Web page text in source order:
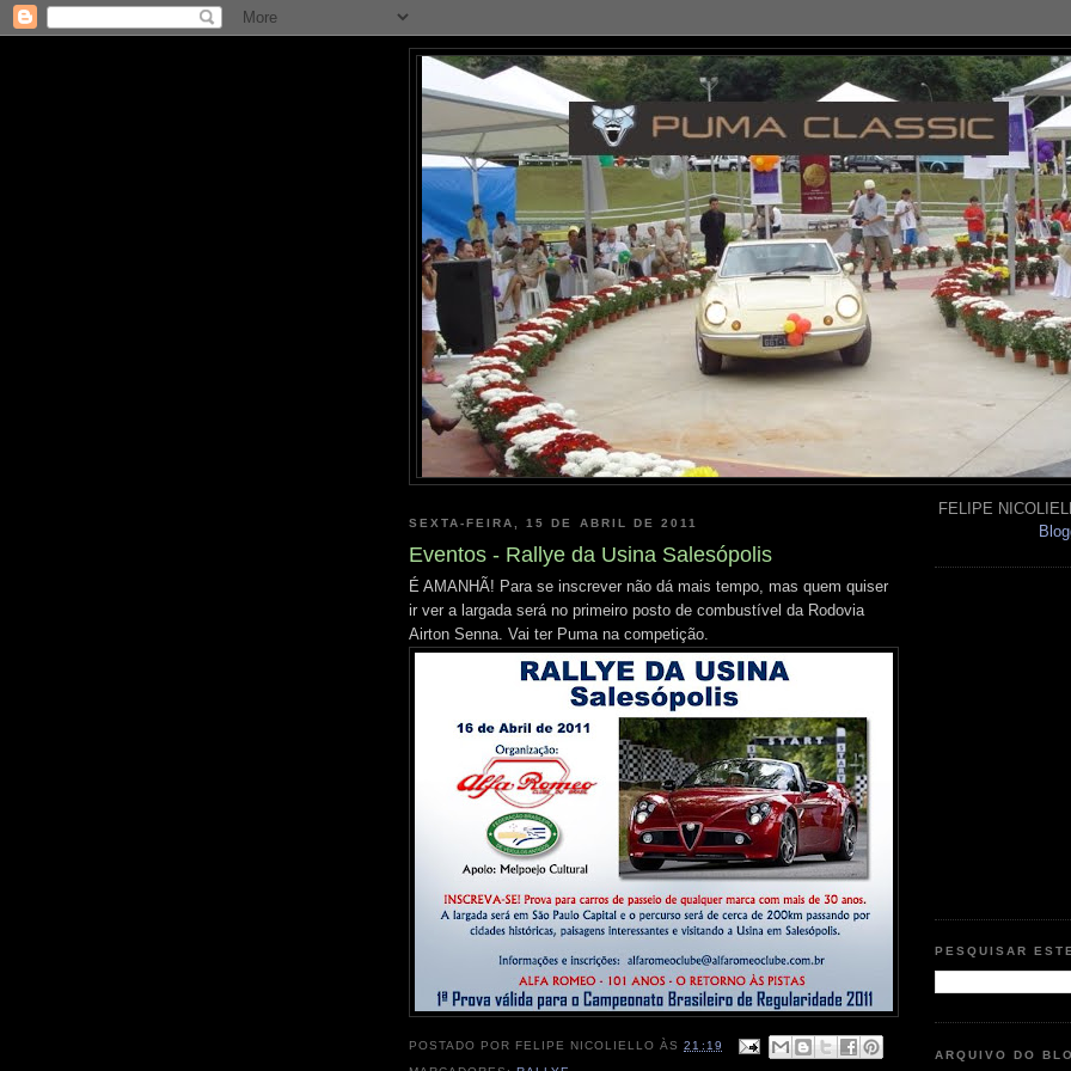
SEXTA-FEIRA, 15 DE ABRIL DE 2011
Eventos - Rallye da Usina Salesópolis
É AMANHÃ! Para se inscrever não dá mais tempo, mas quem quiser
ir ver a largada será no primeiro posto de combustível da Rodovia
Airton Senna. Vai ter Puma na competição.
POSTADO POR FELIPE NICOLIELLO ÀS21:19
FELIPE
PESQUISAR
ARQUIVO DO